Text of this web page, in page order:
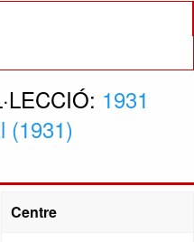
1931
(1931)
Centre